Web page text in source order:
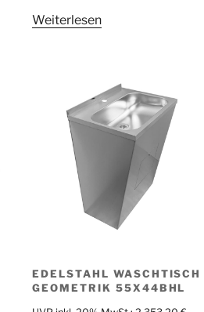
Weiterlesen
EDELSTAHL WASCHTISCH
GEOMETRIK 55X44BHL